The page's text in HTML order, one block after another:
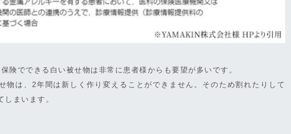
険でできる白い被せ物は非常に患者様からも要望が多いです。
物は、2年間は新しく作り変えることができません。そのため割れたりして
しまいます。